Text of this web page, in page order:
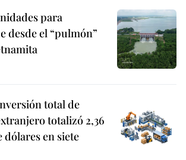
para
desde el “pulmón”
total de
totalizó 2,36
en siete